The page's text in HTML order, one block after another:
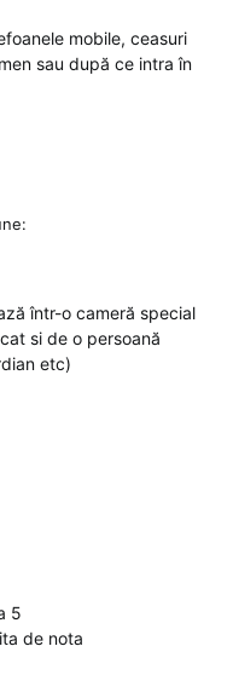
mobile, ceasuri
sau după ce intra în
într-o cameră special
si de o persoană
etc)
5
de nota